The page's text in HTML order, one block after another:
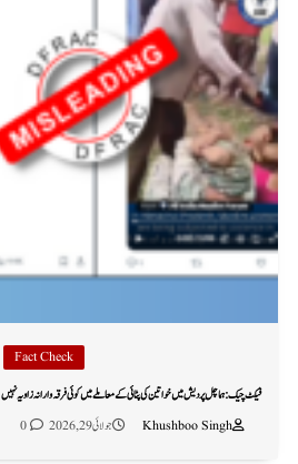
Fact Check
فیکٹ چیک: ہماچل پردیش میں خواتین کی پٹائی کے معاملے میں کوئی فرقہ وارانہ زاویہ نہیں
Khushboo Singh
جولائی 29, 2026 0